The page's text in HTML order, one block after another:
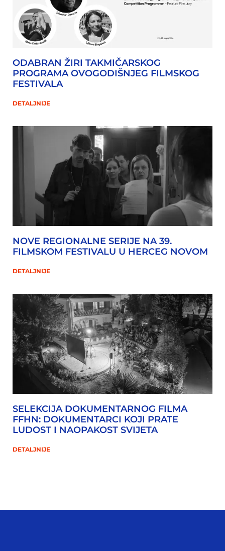
ODABRAN ŽIRI TAKMIČARSKOG
PROGRAMA OVOGODIŠNJEG FILMSKOG
FESTIVALA
DETALJNIJE
NOVE REGIONALNE SERIJE NA 39.
FILMSKOM FESTIVALU U HERCEG NOVOM
DETALJNIJE
SELEKCIJA DOKUMENTARNOG FILMA
FFHN: DOKUMENTARCI KOJI PRATE
LUDOST I NAOPAKOST SVIJETA
DETALJNIJE